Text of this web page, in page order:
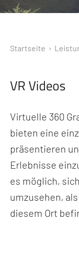
Startseite ›
VR Videos
Virtuelle 360
bieten eine
präsentieren
Erlebnisse
es möglich,
umzusehen,
diesem Ort